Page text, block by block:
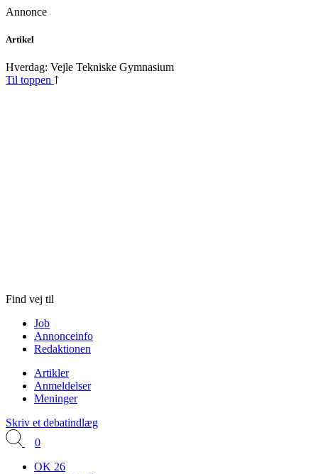
Annonce
Skip
content
Artikel
Hverdag: Vejle Tekniske Gymnasium
Til toppen
Find vej til
Job
Annonceinfo
Redaktionen
Artikler
Anmeldelser
Meninger
Skriv et debatindlæg
0
OK 26